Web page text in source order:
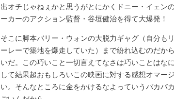
出オチじゃねぇかと思うがとにかくドニー・イェン
ーカーのアクション監督・谷垣健治を得て大爆発！
そこに脚本バリー・ウォンの大脱力ギャグ（自分も
ーレーで築地を爆走していた）まで紛れ込むのだか
いだ。この巧いこと一切言えてなさは巧いことはな
して結果超おもしろいこの映画に対する感想オマー
い。そんなところに金をかけるなよっていうバカバ